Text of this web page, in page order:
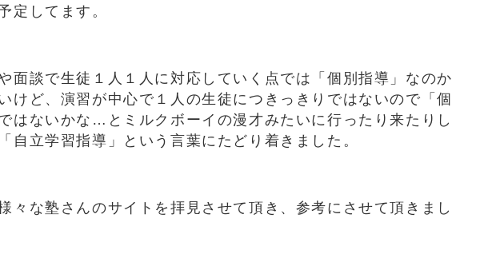
定してます。
面談で生徒１人１人に対応していく点では「個別指導」なのか
けど、演習が中心で１人の生徒につきっきりではないので「個
はないかな…とミルクボーイの漫才みたいに行ったり来たりし
自立学習指導」という言葉にたどり着きました。
様々な塾さんのサイトを拝見させて頂き、参考にさせて頂きまし